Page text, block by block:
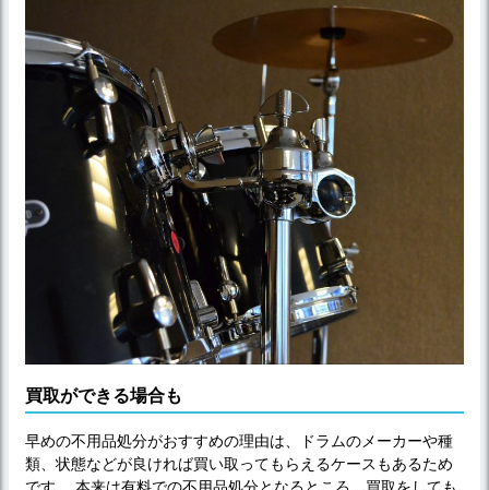
買取ができる場合も
早めの不用品処分がおすすめの理由は、ドラムのメーカーや種
類、状態などが良ければ買い取ってもらえるケースもあるため
です。 本来は有料での不用品処分となるところ、買取をしても